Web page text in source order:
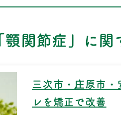
顎関節症」に
三次市・庄原市
レを矯正で改善